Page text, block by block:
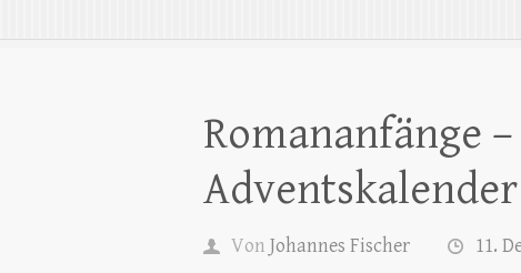
Romananfänge
Adventskalender
Von Johannes Fischer 11.